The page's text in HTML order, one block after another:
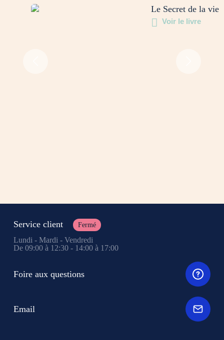
Le Secret de la vie
Voir le livre
Service client Fermé
Lundi - Mardi - Vendredi
De 09:00 à 12:30 - 14:00 à 17:00
Foire aux questions
Email